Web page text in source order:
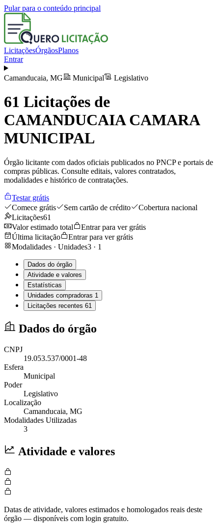
Pular para o conteúdo principal
LicitaçõesÓrgãosPlanos
Entrar
Camanducaia, MG Municipal Legislativo
61 Licitações de
CAMANDUCAIA CAMARA
MUNICIPAL
Órgão licitante com dados oficiais publicados no PNCP e portais de
compras públicas. Consulte editais, valores contratados,
modalidades e histórico de contratações.
Testar grátis
Comece grátis
Sem cartão de crédito
Cobertura nacional
Licitações61
Valor estimado total
Entrar para ver grátis
Última licitação
Entrar para ver grátis
Modalidades · Unidades3 · 1
Dados do órgão
Atividade e valores
Estatísticas
Unidades compradoras 1
Licitações recentes 61
Dados do órgão
CNPJ
19.053.537/0001-48
Esfera
Municipal
Poder
Legislativo
Localização
Camanducaia, MG
Modalidades Utilizadas
3
Atividade e valores
Datas de atividade, valores estimados e homologados reais deste
órgão — disponíveis com login gratuito.